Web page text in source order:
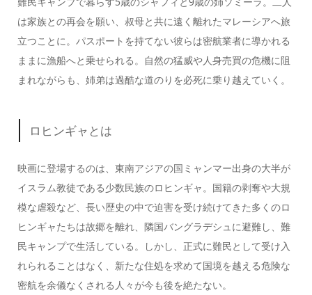
は家族との再会を願い、叔母と共に遠く離れたマレーシアへ旅
立つことに。パスポートを持てない彼らは密航業者に導かれる
ままに漁船へと乗せられる。自然の猛威や人身売買の危機に阻
まれながらも、姉弟は過酷な道のりを必死に乗り越えていく。
ロヒンギャとは
映画に登場するのは、東南アジアの国ミャンマー出身の大半が
イスラム教徒である少数民族のロヒンギャ。国籍の剥奪や大規
模な虐殺など、長い歴史の中で迫害を受け続けてきた多くのロ
ヒンギャたちは故郷を離れ、隣国バングラデシュに避難し、難
民キャンプで生活している。しかし、正式に難民として受け入
れられることはなく、新たな住処を求めて国境を越える危険な
密航を余儀なくされる人々が今も後を絶たない。